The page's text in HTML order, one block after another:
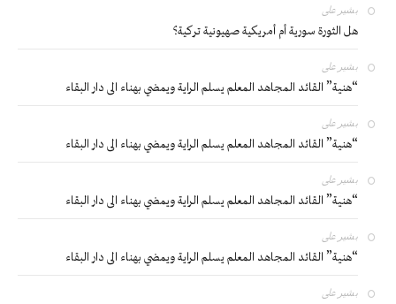
بشير على
هل الثورة سورية أم أمريكية صهيونية تركية؟
بشير على
“هنية” القائد المجاهد المعلم يسلم الراية ويمضي بهناء الى دار البقاء
بشير على
“هنية” القائد المجاهد المعلم يسلم الراية ويمضي بهناء الى دار البقاء
بشير على
“هنية” القائد المجاهد المعلم يسلم الراية ويمضي بهناء الى دار البقاء
بشير على
“هنية” القائد المجاهد المعلم يسلم الراية ويمضي بهناء الى دار البقاء
بشير على